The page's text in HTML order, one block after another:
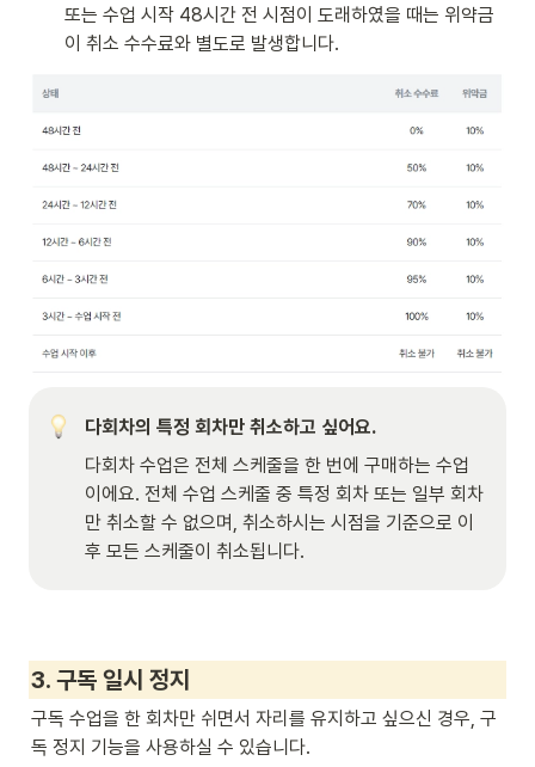
또는 수업 시작 48시간 전 시점이 도래하였을 때는 위약금
이 취소 수수료와 별도로 발생합니다.
다회차의 특정 회차만 취소하고 싶어요.
다회차 수업은 전체 스케줄을 한 번에 구매하는 수업
이에요. 전체 수업 스케줄 중 특정 회차 또는 일부 회차
만 취소할 수 없으며, 취소하시는 시점을 기준으로 이
후 모든 스케줄이 취소됩니다.
3. 구독 일시 정지
구독 수업을 한 회차만 쉬면서 자리를 유지하고 싶으신 경우, 구
독 정지 기능을 사용하실 수 있습니다.